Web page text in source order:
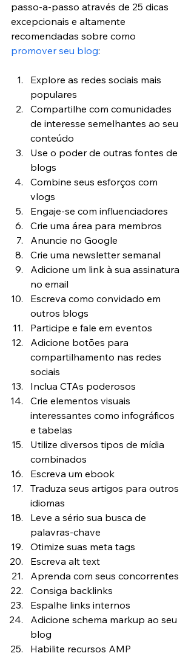
passo-a-passo através de 25 dicas
excepcionais e altamente
recomendadas sobre como
promover seu blog:
Explore as redes sociais mais
populares
Compartilhe com comunidades
de interesse semelhantes ao seu
conteúdo
Use o poder de outras fontes de
blogs
Combine seus esforços com
vlogs
Engaje-se com influenciadores
Crie uma área para membros
Anuncie no Google
Crie uma newsletter semanal
Adicione um link à sua assinatura
no email
Escreva como convidado em
outros blogs
Participe e fale em eventos
Adicione botões para
compartilhamento nas redes
sociais
Inclua CTAs poderosos
Crie elementos visuais
interessantes como infográficos
e tabelas
Utilize diversos tipos de mídia
combinados
Escreva um ebook
Traduza seus artigos para outros
idiomas
Leve a sério sua busca de
palavras-chave
Otimize suas meta tags
Escreva alt text
Aprenda com seus concorrentes
Consiga backlinks
Espalhe links internos
Adicione schema markup ao seu
blog
Habilite recursos AMP